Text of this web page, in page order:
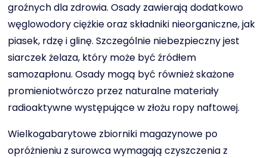
groźnych dla zdrowia. Osady zawierają dodatkowo
węglowodory ciężkie oraz składniki nieorganiczne, jak
piasek, rdzę i glinę. Szczególnie niebezpieczny jest
siarczek żelaza, który może być źródłem
samozapłonu. Osady mogą być również skażone
promieniotwórczo przez naturalne materiały
radioaktywne występujące w złożu ropy naftowej.
Wielkogabarytowe zbiorniki magazynowe po
opróżnieniu z surowca wymagają czyszczenia z